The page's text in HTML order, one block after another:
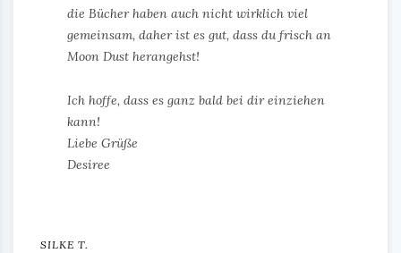
die Bücher haben auch nicht wirklich viel
gemeinsam, daher ist es gut, dass du frisch an
Moon Dust herangehst!
Ich hoffe, dass es ganz bald bei dir einziehen
kann!
Liebe Grüße
Desiree
SILKE T.